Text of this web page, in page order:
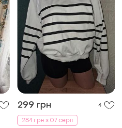
299 грн
4
284 грн з 07 серп